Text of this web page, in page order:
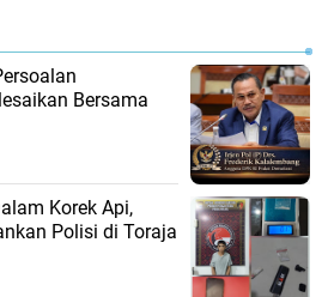
Bersama
Korek Api,
Polisi di Toraja